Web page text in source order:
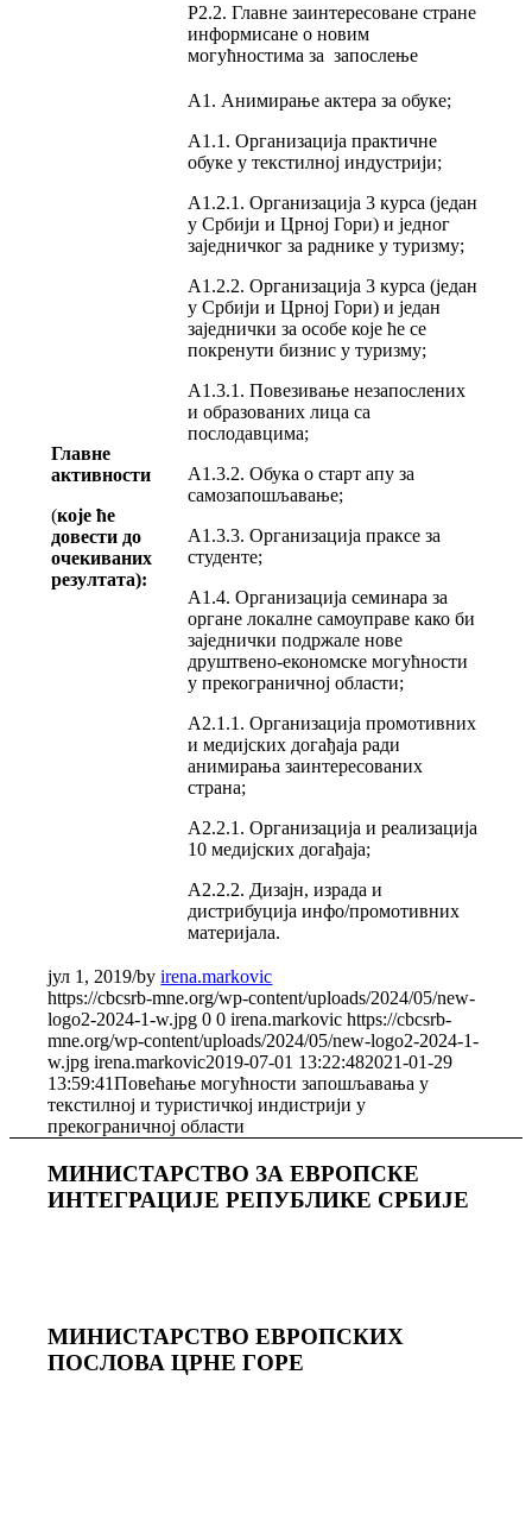
Р2.2. Главне заинтересоване стране
информисане о новим
могућностима за запослење
Главне
активности
(које ће
довести до
очекиваних
резултата):
А1. Анимирање актера за обуке;
А1.1. Организација практичне
обуке у текстилној индустрији;
А1.2.1. Организација 3 курса (један
у Србији и Црној Гори) и једног
заједничког за раднике у туризму;
А1.2.2. Организација 3 курса (један
у Србији и Црној Гори) и један
заједнички за особе које ће се
покренути бизнис у туризму;
А1.3.1. Повезивање незапослених
и образованих лица са
послодавцима;
А1.3.2. Обука о старт апу за
самозапошљавање;
А1.3.3. Организација праксе за
студенте;
А1.4. Организација семинара за
органе локалне самоуправе како би
заједнички подржале нове
друштвено-економске могућности
у прекограничној области;
А2.1.1. Организација промотивних
и медијских догађаја ради
анимирања заинтересованих
страна;
А2.2.1. Организација и реализација
10 медијских догађаја;
А2.2.2. Дизајн, израда и
дистрибуција инфо/промотивних
материјала.
јул 1, 2019/byirena.markovic
https://cbcsrb-mne.org/wp-content/uploads/2024/05/new-
logo2-2024-1-w.jpg 0 0 irena.markovic https://cbcsrb-
mne.org/wp-content/uploads/2024/05/new-logo2-2024-1-
w.jpg irena.markovic2019-07-01 13:22:482021-01-29
13:59:41Повећање могућности запошљавања у
текстилној и туристичкој индистрији у
прекограничној области
МИНИСТАРСТВО ЗА ЕВРОПСКЕ
ИНТЕГРАЦИЈЕ РЕПУБЛИКЕ СРБИЈЕ
МИНИСТАРСТВО ЕВРОПСКИХ
ПОСЛОВА ЦРНЕ ГОРE